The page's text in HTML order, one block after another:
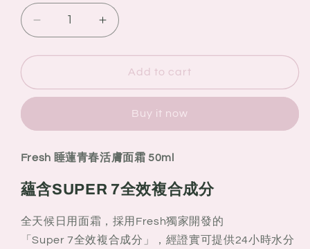
Decrease
quantity
for
lotus
moisturizer
睡
青
活
膚
Increase
quantity
for
Fresh
lotus
preserve
moisturizer
睡
蓮
青
活
膚
Add to cart
Buy it now
Fresh 睡蓮青春活膚面霜 50ml
蘊含SUPER 7全效複合成分
全天候日用面霜，採用Fresh獨家開發的
「Super 7全效複合成分」，經證實可提供24小時水分